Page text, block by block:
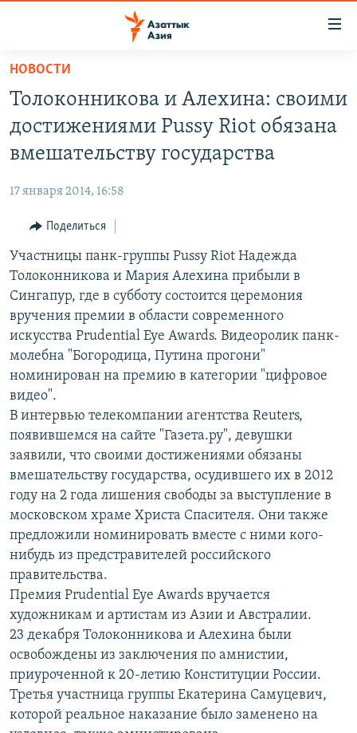
Вернуться
основному
содержанию
главной
навигации
Вернутся
поиску
ТАДЖИКИСТАН
ҚАЗАҚША
КЫРГЫЗЧА
ЎЗБЕКЧА
TÜRKMENÇE
Все сайты РСЕ/РС
НОВОСТИ
Толоконникова и Алехина: своими
достижениями Pussy Riot обязана
вмешательству государства
17 января 2014, 16:58
Поделиться
Участницы панк-группы Pussy Riot Надежда
Толоконникова и Мария Алехина прибыли в
Сингапур, где в субботу состоится церемония
вручения премии в области современного
искусства Prudential Eye Awards. Видеоролик панк-
молебна "Богородица, Путина прогони"
номинирован на премию в категории "цифровое
видео".
В интервью телекомпании агентства Reuters,
появившемся на сайте "Газета.ру", девушки
заявили, что своими достижениями обязаны
вмешательству государства, осудившего их в 2012
году на 2 года лишения свободы за выступление в
московском храме Христа Спасителя. Они также
предложили номинировать вместе с ними кого-
нибудь из предстравителей российского
правительства.
Премия Prudential Eye Awards вручается
художникам и артистам из Азии и Австралии.
23 декабря Толоконникова и Алехина были
освобождены из заключения по амнистии,
приуроченной к 20-летию Конституции России.
Третья участница группы Екатерина Самуцевич,
которой реальное наказание было заменено на